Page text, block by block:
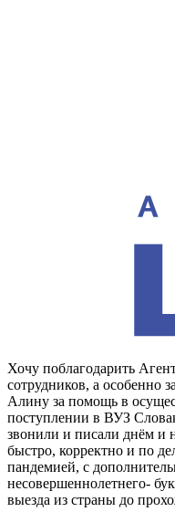
Хочу поблагодарить
сотрудников, а особенно
Алину за помощь в
поступлении в ВУЗ
звонили и писали днём и
быстро, корректно и по
пандемией, с
несовершеннолетнего-
выезда из страны до